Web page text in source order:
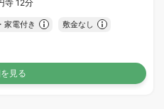
寺 12分
家電付き 敷金なし
見る